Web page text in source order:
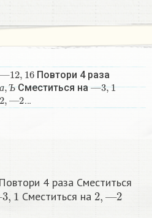
—12,16 Повтори 4 раза
а Ъ
ЪСместиться на—3,1
2, — 2 …
Повтори 4 раза Сместиться
3,1 Сместиться на 2— 2